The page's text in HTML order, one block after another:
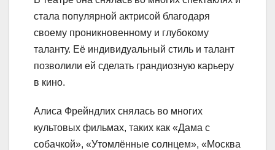
стала популярной актрисой благодаря
своему проникновенному и глубокому
таланту. Её индивидуальный стиль и талант
позволили ей сделать грандиозную карьеру
в кино.
Алиса Фрейндлих снялась во многих
культовых фильмах, таких как «Дама с
собачкой», «Утомлённые солнцем», «Москва